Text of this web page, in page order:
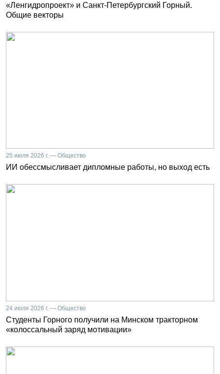
«Ленгидропроект» и Санкт-Петербургский Горный.
Общие векторы
25 июля 2026 г. — Общество
ИИ обессмысливает дипломные работы, но выход есть
24 июля 2026 г. — Общество
Студенты Горного получили на Минском тракторном
«колоссальный заряд мотивации»